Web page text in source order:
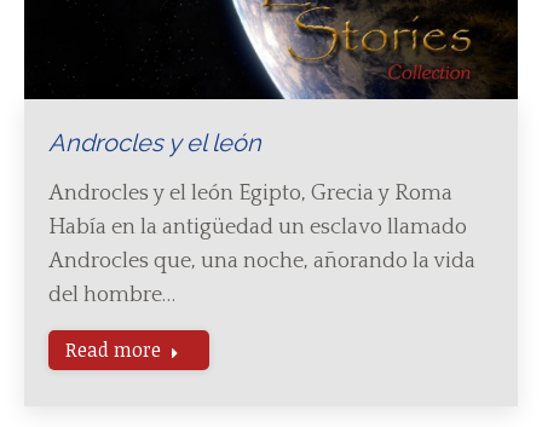
Androcles y el león
Androcles y el león Egipto, Grecia y Roma
Había en la antigüedad un esclavo llamado
Androcles que, una noche, añorando la vida
del hombre…
Read more